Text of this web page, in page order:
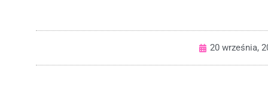
20 września,